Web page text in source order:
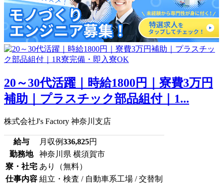
20～30代活躍｜時給1800円｜寮費3万円
補助｜プラスチック部品組付｜1...
株式会社J's Factory 神奈川支店
給与 月収例336,825円
勤務地
神奈川県 横須賀市
寮・社宅 あり（無料）
仕事内容 組立・検査 / 自動車系工場 / 交替制